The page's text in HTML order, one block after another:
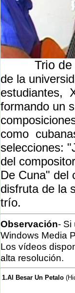
Trio de
de la
estudiantes,
formando un
como
selecciones:
del
De Cuna" del
disfruta de la
trío.
Observación- Si
Windows Media
Los vídeos
alta resolución.
1.Al Besar Un Petalo